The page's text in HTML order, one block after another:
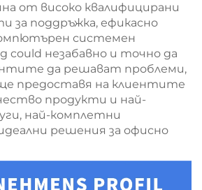
от високо квалифицирани
за поддръжка, ефикасно
системен
could незабавно и точно да
да решават проблеми,
предоставя на клиентите
продукти и най-
най-комплетни
решения за офисно